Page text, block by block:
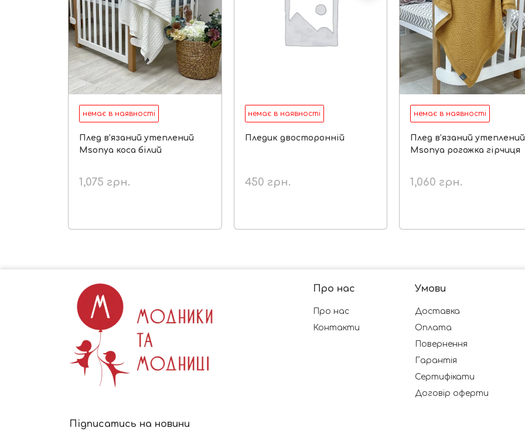
немає в наявності
Плед в’язаний утеплений
Msonya коса білий
1,075 грн.
немає в наявності
Пледик двосторонній
450 грн.
немає в наявності
Плед в’язаний утеплений
Msonya рогожка гірчиця
1,060 грн.
Про нас
Про нас
Контакти
Умови
Доставка
Оплата
Повернення
Гарантія
Сертифікати
Договір оферти
Підписатись на новини